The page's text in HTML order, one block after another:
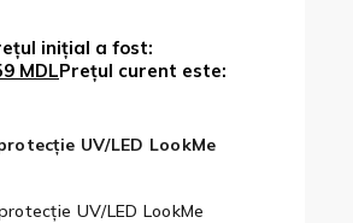
inițial a fost:
MDLPrețul curent este:
UV/LED LookMe